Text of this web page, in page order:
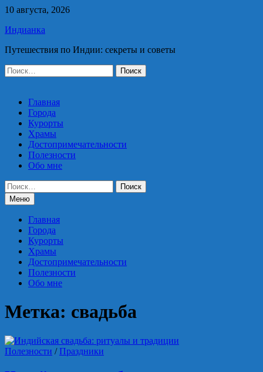
Перейти
содержимому
10 августа, 2026
Индианка
Путешествия по Индии: секреты и советы
Найти:
Главная
Города
Курорты
Храмы
Достопримечательности
Полезности
Обо мне
Найти:
Меню
Главная
Города
Курорты
Храмы
Достопримечательности
Полезности
Обо мне
Метка: свадьба
Полезности /Праздники